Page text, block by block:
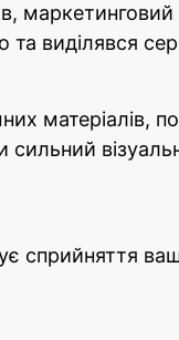
виділявся
матеріалів,
сприйняття